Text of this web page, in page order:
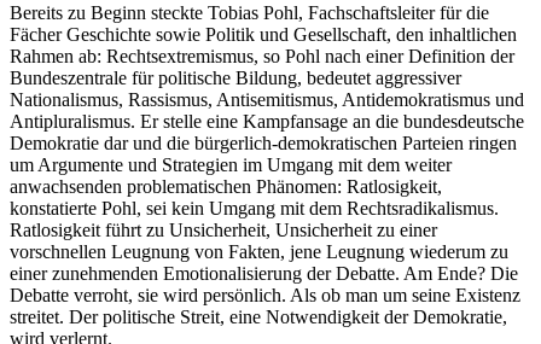
Bereits zu Beginn steckte Tobias Pohl, Fachschaftsleiter für die
Fächer Geschichte sowie Politik und Gesellschaft, den inhaltlichen
Rahmen ab: Rechtsextremismus, so Pohl nach einer Definition der
Bundeszentrale für politische Bildung, bedeutet aggressiver
Nationalismus, Rassismus, Antisemitismus, Antidemokratismus und
Antipluralismus. Er stelle eine Kampfansage an die bundesdeutsche
Demokratie dar und die bürgerlich-demokratischen Parteien ringen
um Argumente und Strategien im Umgang mit dem weiter
anwachsenden problematischen Phänomen: Ratlosigkeit,
konstatierte Pohl, sei kein Umgang mit dem Rechtsradikalismus.
Ratlosigkeit führt zu Unsicherheit, Unsicherheit zu einer
vorschnellen Leugnung von Fakten, jene Leugnung wiederum zu
einer zunehmenden Emotionalisierung der Debatte. Am Ende? Die
Debatte verroht, sie wird persönlich. Als ob man um seine Existenz
streitet. Der politische Streit, eine Notwendigkeit der Demokratie,
wird verlernt.